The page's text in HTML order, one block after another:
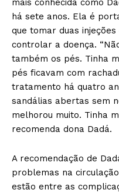
mais conhecida como
há sete anos. Ela é
que tomar duas
controlar a doença.
também os pés. Tinha
pés ficavam com
tratamento há quatro
sandálias abertas sem
melhorou muito. Tinha
recomenda dona Dadá.
A recomendação de
problemas na
estão entre as